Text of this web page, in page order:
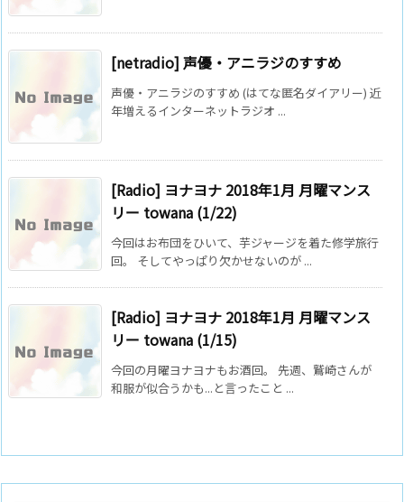
[netradio] 声優・アニラジのすすめ
声優・アニラジのすすめ (はてな匿名ダイアリー) 近
年増えるインターネットラジオ ...
[Radio] ヨナヨナ 2018年1月 月曜マンス
リー towana (1/22)
今回はお布団をひいて、芋ジャージを着た修学旅行
回。 そしてやっぱり欠かせないのが ...
[Radio] ヨナヨナ 2018年1月 月曜マンス
リー towana (1/15)
今回の月曜ヨナヨナもお酒回。 先週、鷲崎さんが
和服が似合うかも...と言ったこと ...